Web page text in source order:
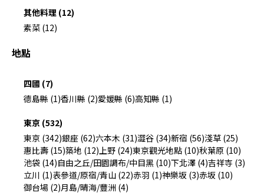
其他料理 (12)
素菜 (12)
地點
四國 (7)
德島縣 (1)香川縣 (2)愛媛縣 (6)高知縣 (1)
東京 (532)
東京 (342)銀座 (62)六本木 (31)澀谷 (34)新宿 (56)淺草 (25)
惠比壽 (15)築地 (12) 上野 (24)東京觀光地點 (10)秋葉原 (10)
池袋 (14)自由之丘/田園調布/中目黑 (10)下北澤 (4)吉祥寺 (3)
立川 (1)表參道/原宿/青山 (22)赤羽 (1)神樂坂 (3)赤坂 (10)
御台場 (2)月島/晴海/豐洲 (4)